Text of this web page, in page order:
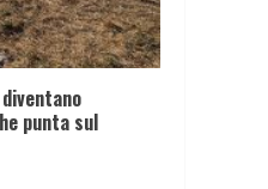
punta sul